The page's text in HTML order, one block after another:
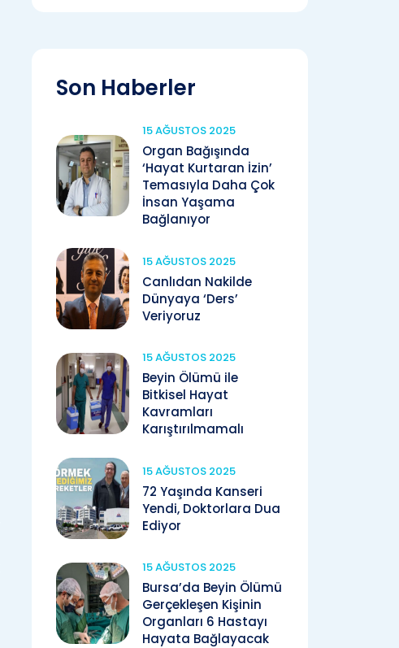
Son Haberler
15 AĞUSTOS 2025
Organ Bağışında
‘Hayat Kurtaran İzin’
Temasıyla Daha Çok
İnsan Yaşama
Bağlanıyor
15 AĞUSTOS 2025
Canlıdan Nakilde
Dünyaya ‘Ders’
Veriyoruz
15 AĞUSTOS 2025
Beyin Ölümü ile
Bitkisel Hayat
Kavramları
Karıştırılmamalı
15 AĞUSTOS 2025
72 Yaşında Kanseri
Yendi, Doktorlara Dua
Ediyor
15 AĞUSTOS 2025
Bursa’da Beyin Ölümü
Gerçekleşen Kişinin
Organları 6 Hastayı
Hayata Bağlayacak